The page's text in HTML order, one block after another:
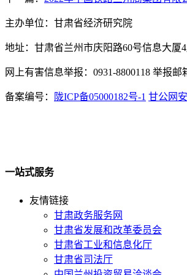
主办单位：甘肃省经济研究院
地址：甘肃省兰州市庆阳路60号信息大厦
网上有害信息举报：0931-8800118 举报邮
备案编号： 陇ICP备05000182号-1 甘公网
一站式服务
友情链接
甘肃政务服务网
甘肃省发展和改革委员会
甘肃省工业和信息化厅
甘肃省司法厅